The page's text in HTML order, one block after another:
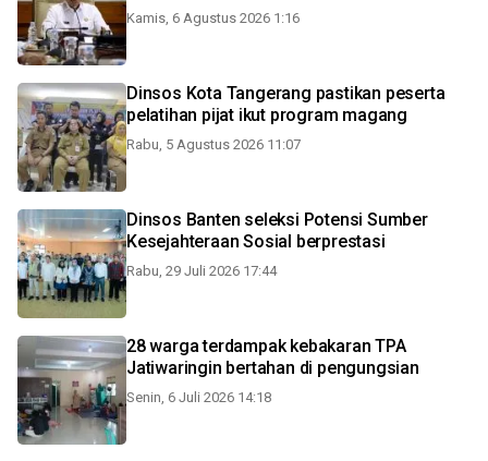
Kamis, 6 Agustus 2026 1:16
Dinsos Kota Tangerang pastikan peserta
pelatihan pijat ikut program magang
Rabu, 5 Agustus 2026 11:07
Dinsos Banten seleksi Potensi Sumber
Kesejahteraan Sosial berprestasi
Rabu, 29 Juli 2026 17:44
28 warga terdampak kebakaran TPA
Jatiwaringin bertahan di pengungsian
Senin, 6 Juli 2026 14:18